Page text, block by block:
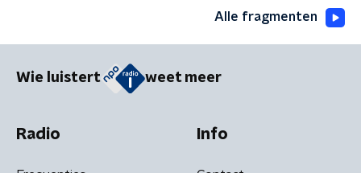
Alle fragmenten
Wie luistert weet meer
Radio Info